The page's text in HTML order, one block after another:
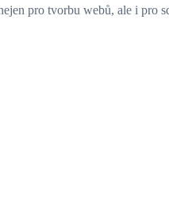
pro tvorbu webů, ale i pro